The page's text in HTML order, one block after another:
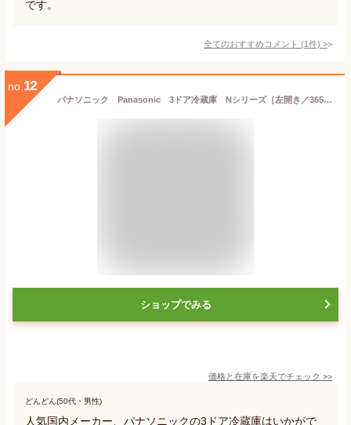
です。
全てのおすすめコメント (1件) >
no. 12
パナソニック Panasonic 3ドア冷蔵庫 Nシリーズ［左開き／365L］ NR-C372NL-W グレイスホワイト（標準設置無料）
ショップでみる
価格と在庫を楽天でチェック >>
どんどん(50代・男性)
人気国内メーカー、パナソニックの3ドア冷蔵庫はいかがで